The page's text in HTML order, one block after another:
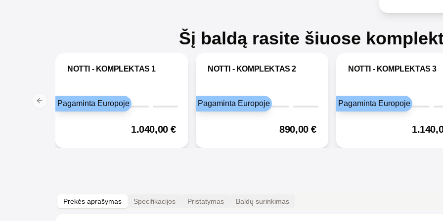
Šį baldą rasite šiuose
Previous slide
NOTTI - KOMPLEKTAS 1
Pagaminta Europoje
1.040,00€
NOTTI - KOMPLEKTAS 2
Pagaminta Europoje
890,00€
NOTTI - KOMPLEKTAS 3
Pagaminta Europoje
Prekės aprašymas Specifikacijos Pristatymas Baldų surinkimas